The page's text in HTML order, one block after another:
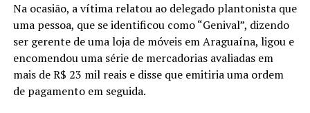
Na ocasião, a vítima relatou ao delegado plantonista que
uma pessoa, que se identificou como “Genival”, dizendo
ser gerente de uma loja de móveis em Araguaína, ligou e
encomendou uma série de mercadorias avaliadas em
mais de R$ 23 mil reais e disse que emitiria uma ordem
de pagamento em seguida.